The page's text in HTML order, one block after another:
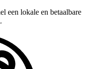
een lokale en betaalbare